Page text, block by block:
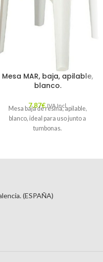
Mesa MAR, baja, apilable,
blanco.
7,87€ IVA Incl.
Mesa baja de resina, apilable,
blanco, ideal para uso junto a
tumbonas.
(ESPAÑA)